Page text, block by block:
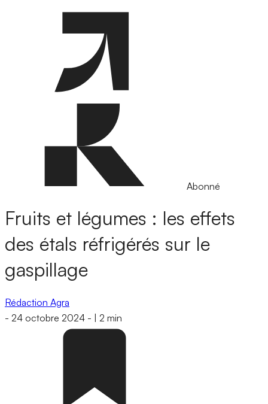
Abonné
Fruits et légumes : les effets
des étals réfrigérés sur le
gaspillage
Rédaction Agra
- 24 octobre 2024 - 2 min